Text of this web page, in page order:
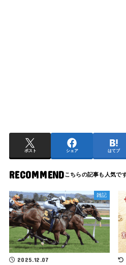
ポスト シェア はてブ
RECOMMEND
雑記
2025.12.07